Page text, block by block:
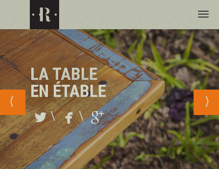
LA TABLE
EN ÉTABLE
\ \
⟨ ⟩